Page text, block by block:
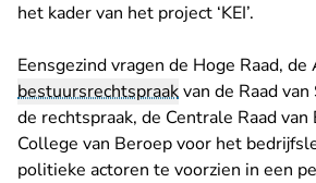
het kader van het project ‘KEI’.
Eensgezind vragen de Hoge Raad,
bestuursrechtspraakvan de Raad
de rechtspraak, de Centrale Raad
College van Beroep voor het
politieke actoren te voorzien in een